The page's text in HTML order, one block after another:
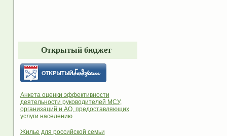
Открытый бюджет
Анкета оценки эффективности
деятельности руководителей МСУ,
организаций и АО, предоставляющих
услуги населению
Жилье для российской семьи